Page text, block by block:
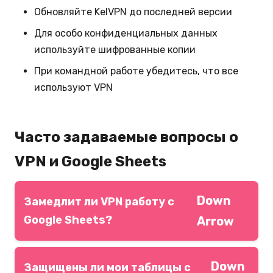
Обновляйте KelVPN до последней версии
Для особо конфиденциальных данных
используйте шифрованные копии
При командной работе убедитесь, что все
используют VPN
Часто задаваемые вопросы о
VPN и Google Sheets
Замедлит ли VPN работу с
Google Sheets?
Down
Arrow
Нет — в большинстве случаев скорость
совместного редактирования увеличивается
Защищены ли мои таблицы с
Down